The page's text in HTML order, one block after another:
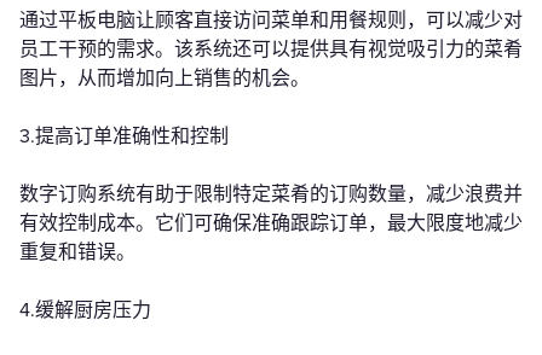
通过平板电脑让顾客直接访问菜单和用餐规则，可以减少对
员工干预的需求。该系统还可以提供具有视觉吸引力的菜肴
图片，从而增加向上销售的机会。
3.提高订单准确性和控制
数字订购系统有助于限制特定菜肴的订购数量，减少浪费并
有效控制成本。它们可确保准确跟踪订单，最大限度地减少
重复和错误。
4.缓解厨房压力